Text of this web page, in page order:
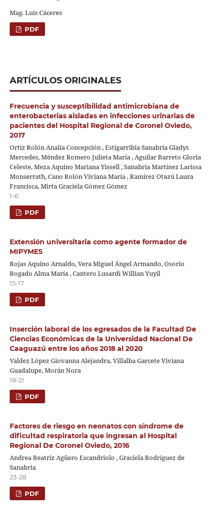
Mag. Luis Cáceres
PDF
ARTÍCULOS ORIGINALES
Frecuencia y susceptibilidad antimicrobiana de
enterobacterias aisladas en infecciones urinarias de
pacientes del Hospital Regional de Coronel Oviedo,
2017
Ortiz Rolón Analía Concepción , Estigarribia Sanabria Gladys
Mercedes, Méndez Romero Julieta María , Aguilar Barreto Gloria
Celeste, Meza Aquino Mariana Yissell , Sanabria Martínez Larissa
Monserrath, Cano Rolón Viviana María , Ramírez Otazú Laura
Francisca, Mirta Graciela Gómez Gómez
1-6
PDF
Extensión universitaria como agente formador de
MIPYMES
Rojas Aquino Arnaldo, Vera Miguel Ángel Armando, Osorio
Bogado Alma María , Cantero Lusardi Willian Yuyil
15-17
PDF
Inserción laboral de los egresados de la Facultad De
Ciencias Económicas de la Universidad Nacional De
Caaguazú entre los años 2018 al 2020
Valdez López Giovanna Alejandra, Villalba Garcete Viviana
Guadalupe, Morán Nora
18-21
PDF
Factores de riesgo en neonatos con síndrome de
dificultad respiratoria que ingresan al Hospital
Regional De Coronel Oviedo, 2016
Andrea Beatriz Agüero Escandriolo , Graciela Rodríguez de
Sanabria
23-28
PDF